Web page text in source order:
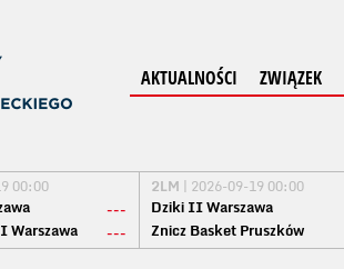
AKTUALNOŚCI ZWIĄZEK
00:00
---
Warszawa
---
2LM | 2026-09-19 00:00
Dziki II Warszawa
Znicz Basket Pruszków